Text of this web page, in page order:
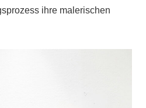
ihre malerischen